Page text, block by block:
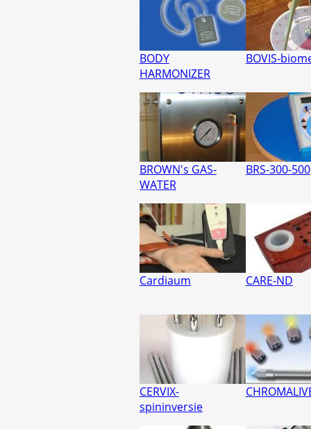
BODY
HARMONIZER
BOVIS-
BROWN's GAS-
WATER
BRS-300-500
Cardiaum CARE-ND
CERVIX-
spininversie